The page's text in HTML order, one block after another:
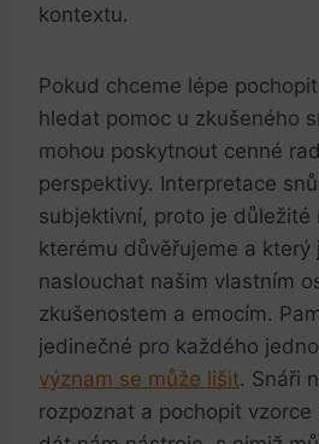
kontextu.
Pokud chceme lépe
hledat pomoc u zkušeného​
⁤mohou poskytnout cenné
perspektivy. Interpretace
subjektivní, proto je důležité
kterému⁣ důvěřujeme a který
naslouchat našim vlastním
zkušenostem a emocím.‍
jedinečné pro každého
význam se může lišit. Snáři
⁤rozpoznat a​ pochopit vzorce